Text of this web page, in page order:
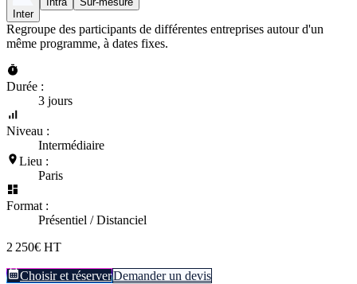
Inter
Regroupe des participants de différentes entreprises autour d'un
même programme, à dates fixes.
Durée :
3 jours
Niveau :
Intermédiaire
Lieu :
Paris
Format :
Présentiel / Distanciel
2 250€ HT
Choisir et réserverDemander un devis